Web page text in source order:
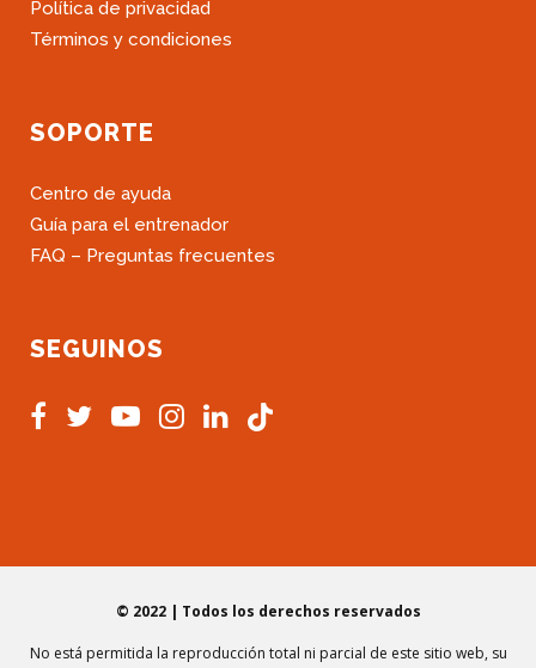
Política de privacidad
Términos y condiciones
SOPORTE
Centro de ayuda
Guía para el entrenador
FAQ – Preguntas frecuentes
SEGUINOS
© 2022 | Todos los derechos reservados
No está permitida la reproducción total ni parcial de este sitio web, su